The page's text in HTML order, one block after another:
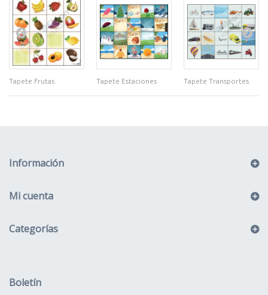
Tapete Frutas Tapete Estaciones Tapete Transportes
Información
Mi cuenta
Categorías
Boletín